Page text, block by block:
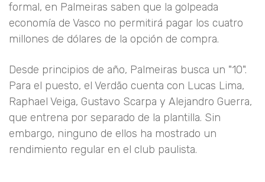
formal, en Palmeiras saben que la golpeada
economía de Vasco no permitirá pagar los cuatro
millones de dólares de la opción de compra.
Desde principios de año, Palmeiras busca un "10".
Para el puesto, el Verdão cuenta con Lucas Lima,
Raphael Veiga, Gustavo Scarpa y Alejandro Guerra,
que entrena por separado de la plantilla. Sin
embargo, ninguno de ellos ha mostrado un
rendimiento regular en el club paulista.